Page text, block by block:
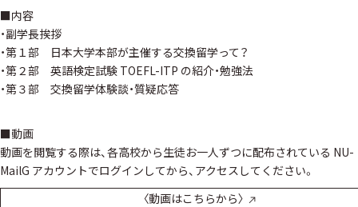
■内容
・副学長挨拶
・第１部 日本大学本部が主催する交換留学って？
・第２部 英語検定試験 TOEFL-ITP の紹介・勉強法
・第３部 交換留学体験談・質疑応答
■動画
動画を閲覧する際は、各高校から生徒お一人ずつに配布されている NU-
MailG アカウントでログインしてから、アクセスしてください。
〈動画はこちらから〉